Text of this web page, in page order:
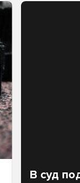
В суд